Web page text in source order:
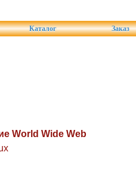
Каталог Заказ
World Wide Web